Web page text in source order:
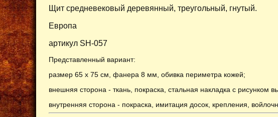
Щит средневековый деревянный, треугольный, гнутый.
Европа
артикул SH-057
Представленный вариант:
размер 65 х 75 см, фанера 8 мм, обивка периметра кожей;
внешняя сторона - ткань, покраска, стальная накладка с рисунком
внутренняя сторона - покраска, имитация досок, крепления,